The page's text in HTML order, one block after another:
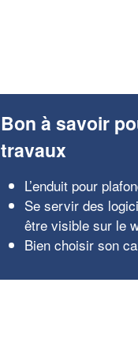
Bon à savoir
travaux
L’enduit pour
Se servir des
être visible sur le
Bien choisir son